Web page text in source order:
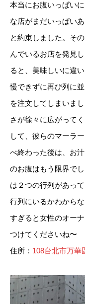
本当にお腹いっぱい
な店がまだいっぱい
と約束しました。そ
んでいるお店を発見
ると、美味しいに違
慢できずに再び列に
を注文してしまいま
さが徐々に広がって
して、彼らのマーラ
べ終わった後は、お
のお腹はもう限界で
は２つの行列があっ
行列にいるかわから
すぎると女性のオー
つけてくださいね〜
住所： 108台北市万華